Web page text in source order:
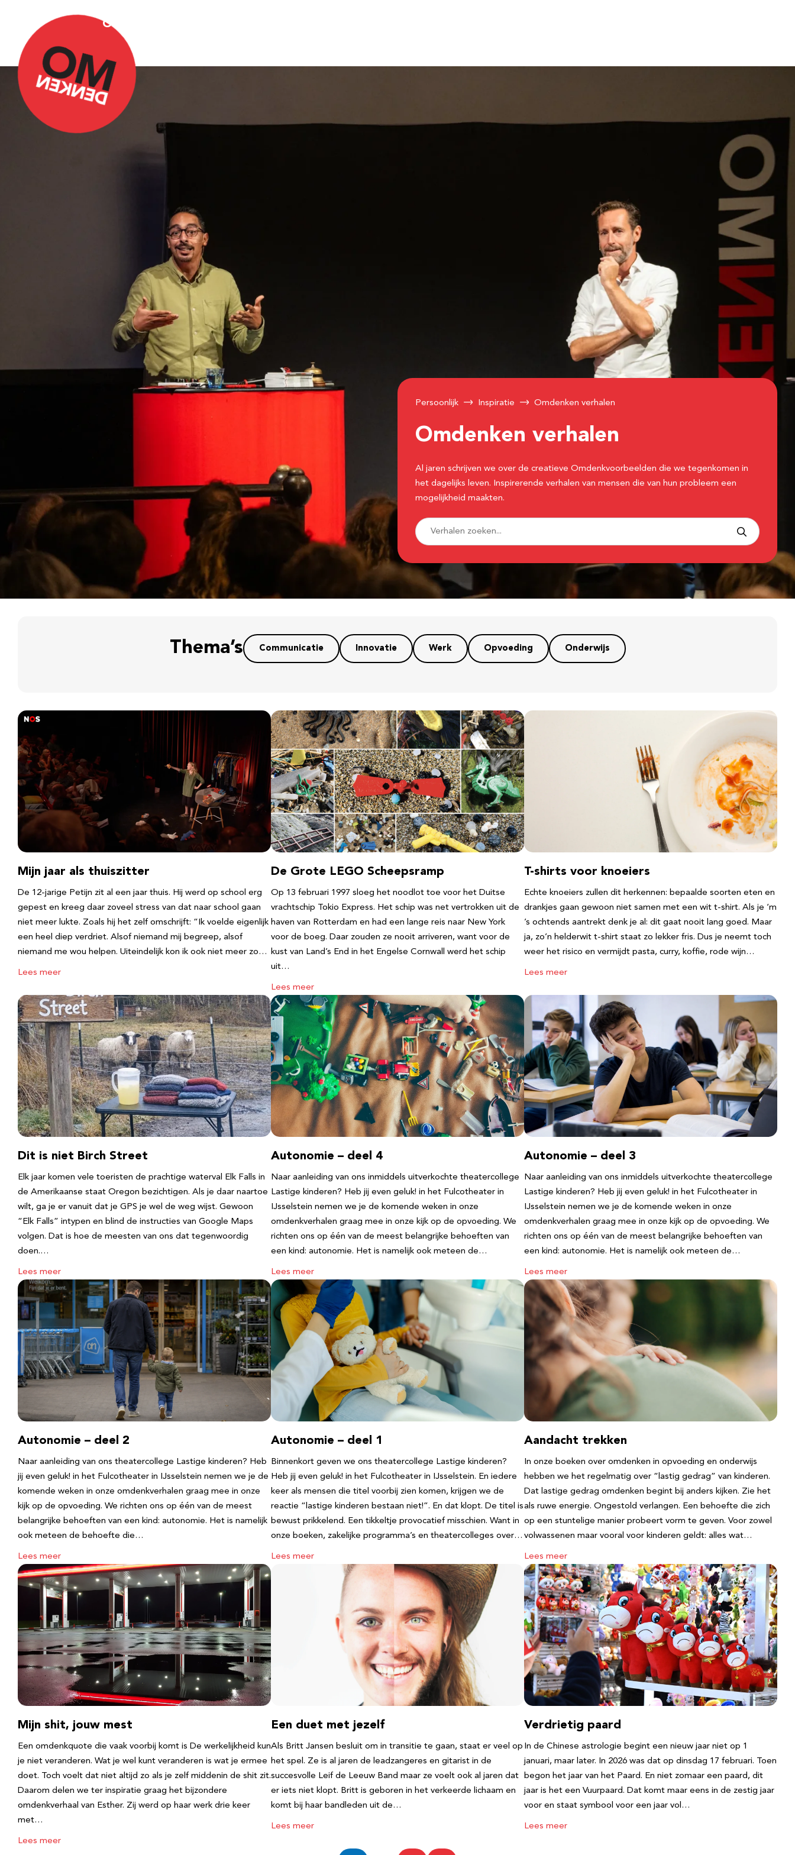
Over Omdenken
Persoonlijk Inspiratie Omdenken verhalen
Omdenken verhalen
Al jaren schrijven we over de creatieve Omdenkvoorbeelden die we tegenkomen in
het dagelijks leven. Inspirerende verhalen van mensen die van hun probleem een
mogelijkheid maakten.
Thema’s Communicatie Innovatie Werk Opvoeding Onderwijs
Mijn jaar als thuiszitter
De 12-jarige Petijn zit al een jaar thuis. Hij werd op school erg
gepest en kreeg daar zoveel stress van dat naar school gaan
niet meer lukte. Zoals hij het zelf omschrijft: “Ik voelde eigenlijk
een heel diep verdriet. Alsof niemand mij begreep, alsof
niemand me wou helpen. Uiteindelijk kon ik ook niet meer zo…
Lees meer
De Grote LEGO Scheepsramp
Op 13 februari 1997 sloeg het noodlot toe voor het Duitse
vrachtschip Tokio Express. Het schip was net vertrokken uit de
haven van Rotterdam en had een lange reis naar New York
voor de boeg. Daar zouden ze nooit arriveren, want voor de
kust van Land’s End in het Engelse Cornwall werd het schip
uit…
Lees meer
T-shirts voor knoeiers
Echte knoeiers zullen dit herkennen: bepaalde soorten eten en
drankjes gaan gewoon niet samen met een wit t-shirt. Als je ‘m
’s ochtends aantrekt denk je al: dit gaat nooit lang goed. Maar
ja, zo’n helderwit t-shirt staat zo lekker fris. Dus je neemt toch
weer het risico en vermijdt pasta, curry, koffie, rode wijn…
Lees meer
Dit is niet Birch Street
Elk jaar komen vele toeristen de prachtige waterval Elk Falls in
de Amerikaanse staat Oregon bezichtigen. Als je daar naartoe
wilt, ga je er vanuit dat je GPS je wel de weg wijst. Gewoon
“Elk Falls” intypen en blind de instructies van Google Maps
volgen. Dat is hoe de meesten van ons dat tegenwoordig
doen.…
Lees meer
Autonomie – deel 4
Naar aanleiding van ons inmiddels uitverkochte theatercollege
Lastige kinderen? Heb jij even geluk! in het Fulcotheater in
IJsselstein nemen we je de komende weken in onze
omdenkverhalen graag mee in onze kijk op de opvoeding. We
richten ons op één van de meest belangrijke behoeften van
een kind: autonomie. Het is namelijk ook meteen de…
Lees meer
Autonomie – deel 3
Naar aanleiding van ons inmiddels uitverkochte theatercollege
Lastige kinderen? Heb jij even geluk! in het Fulcotheater in
IJsselstein nemen we je de komende weken in onze
omdenkverhalen graag mee in onze kijk op de opvoeding. We
richten ons op één van de meest belangrijke behoeften van
een kind: autonomie. Het is namelijk ook meteen de…
Lees meer
Autonomie – deel 2
Naar aanleiding van ons theatercollege Lastige kinderen? Heb
jij even geluk! in het Fulcotheater in IJsselstein nemen we je de
komende weken in onze omdenkverhalen graag mee in onze
kijk op de opvoeding. We richten ons op één van de meest
belangrijke behoeften van een kind: autonomie. Het is namelijk
ook meteen de behoefte die…
Lees meer
Autonomie – deel 1
Binnenkort geven we ons theatercollege Lastige kinderen?
Heb jij even geluk! in het Fulcotheater in IJsselstein. En iedere
keer als mensen die titel voorbij zien komen, krijgen we de
reactie “lastige kinderen bestaan niet!”. En dat klopt. De titel is
bewust prikkelend. Een tikkeltje provocatief misschien. Want in
onze boeken, zakelijke programma’s en theatercolleges over…
Lees meer
Aandacht trekken
In onze boeken over omdenken in opvoeding en onderwijs
hebben we het regelmatig over “lastig gedrag” van kinderen.
Dat lastige gedrag omdenken begint bij anders kijken. Zie het
als ruwe energie. Ongestold verlangen. Een behoefte die zich
op een stuntelige manier probeert vorm te geven. Voor zowel
volwassenen maar vooral voor kinderen geldt: alles wat…
Lees meer
Mijn shit, jouw mest
Een omdenkquote die vaak voorbij komt is De werkelijkheid kun
je niet veranderen. Wat je wel kunt veranderen is wat je ermee
doet. Toch voelt dat niet altijd zo als je zelf middenin de shit zit.
Daarom delen we ter inspiratie graag het bijzondere
omdenkverhaal van Esther. Zij werd op haar werk drie keer
met…
Lees meer
Een duet met jezelf
Als Britt Jansen besluit om in transitie te gaan, staat er veel op
het spel. Ze is al jaren de leadzangeres en gitarist in de
succesvolle Leif de Leeuw Band maar ze voelt ook al jaren dat
er iets niet klopt. Britt is geboren in het verkeerde lichaam en
komt bij haar bandleden uit de…
Lees meer
Verdrietig paard
In de Chinese astrologie begint een nieuw jaar niet op 1
januari, maar later. In 2026 was dat op dinsdag 17 februari. Toen
begon het jaar van het Paard. En niet zomaar een paard, dit
jaar is het een Vuurpaard. Dat komt maar eens in de zestig jaar
voor en staat symbool voor een jaar vol…
Lees meer